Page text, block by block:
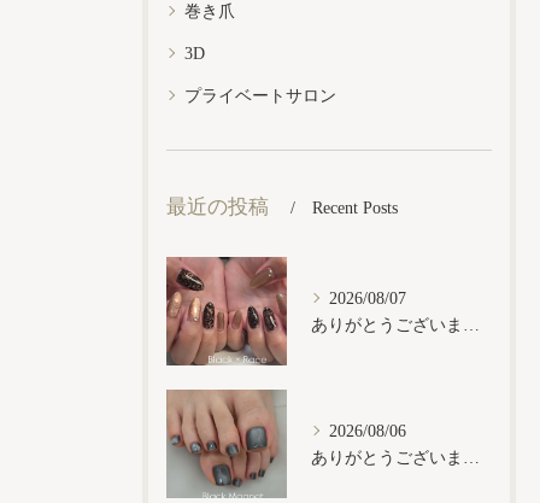
巻き爪
3D
プライベートサロン
最近の投稿 Recent Posts
2026/08/07
2026/08/06